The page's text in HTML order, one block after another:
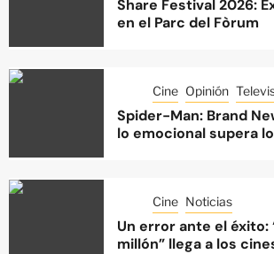
Share Festival 2026:
en el Parc del Fòrum
Cine Opinión
Spider-Man: Brand
lo emocional supera
Cine Noticias
Un error ante el éxito:
millón” llega a los